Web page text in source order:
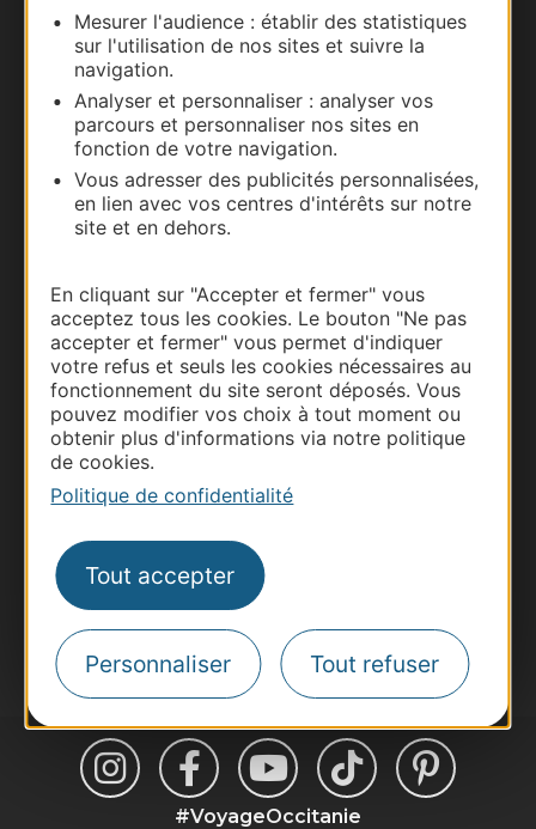
Mesurer l'audience : établir des statistiques
sur l'utilisation de nos sites et suivre la
navigation.
Analyser et personnaliser : analyser vos
parcours et personnaliser nos sites en
fonction de votre navigation.
Vous adresser des publicités personnalisées,
en lien avec vos centres d'intérêts sur notre
site et en dehors.
En cliquant sur "Accepter et fermer" vous
acceptez tous les cookies. Le bouton "Ne pas
accepter et fermer" vous permet d'indiquer
votre refus et seuls les cookies nécessaires au
fonctionnement du site seront déposés. Vous
pouvez modifier vos choix à tout moment ou
obtenir plus d'informations via notre politique
de cookies.
Politique de confidentialité
Tout accepter
Personnaliser Tout refuser
Documentation
Thermalisme
Business/Mice
Pros d'Occitanie
Site presse et d'influence
Destination Sport
Inscrivez-vous à la lettre d'information
Destination Occitanie pour recevoir des
suggestions de séjours, de visites et de sorties.
Je m'abonne
#VoyageOccitanie